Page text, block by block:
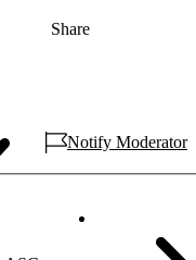
Share
Notify Moderator